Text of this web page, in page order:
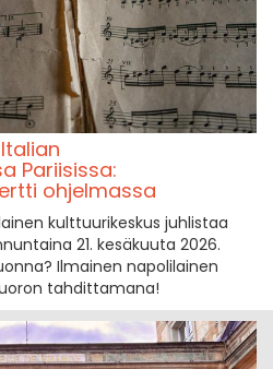
Pariisissa:
ohjelmassa
kulttuurikeskus juhlistaa
21. kesäkuuta 2026.
Ilmainen napolilainen
tahdittamana!